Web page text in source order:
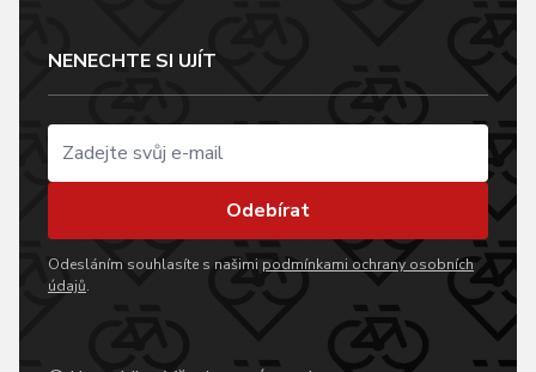
NENECHTE SI UJÍT
Odebírat
Odesláním souhlasíte s našimi podmínkami ochrany osobních
údajů.